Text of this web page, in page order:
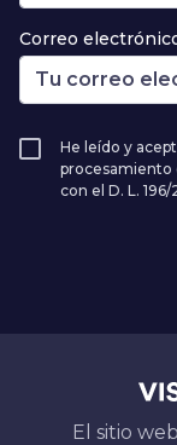
Correo
He leído y
procesamiento
con el D. L.
El sitio